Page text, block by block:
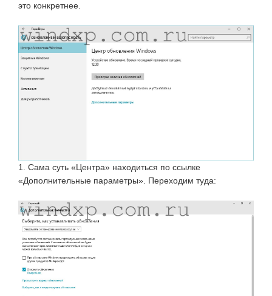
это конкретнее.
1. Сама суть «Центра» находиться по ссылке
«Дополнительные параметры». Переходим туда: